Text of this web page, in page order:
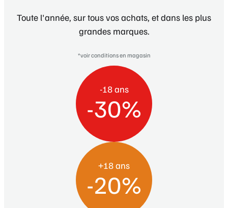
Toute l'année, sur tous vos achats, et dans les plus
grandes marques.
*voir conditions en magasin
-18 ans
-30%
+18 ans
-20%